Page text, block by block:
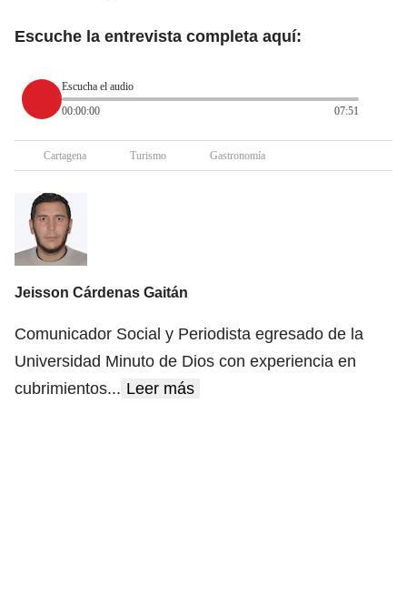
Escuche la entrevista completa aquí:
Escucha el audio
00:00:00
07:51
Cartagena Turismo Gastronomía
Jeisson Cárdenas Gaitán
Comunicador Social y Periodista egresado de la
Universidad Minuto de Dios con experiencia en
cubrimientos... Leer más